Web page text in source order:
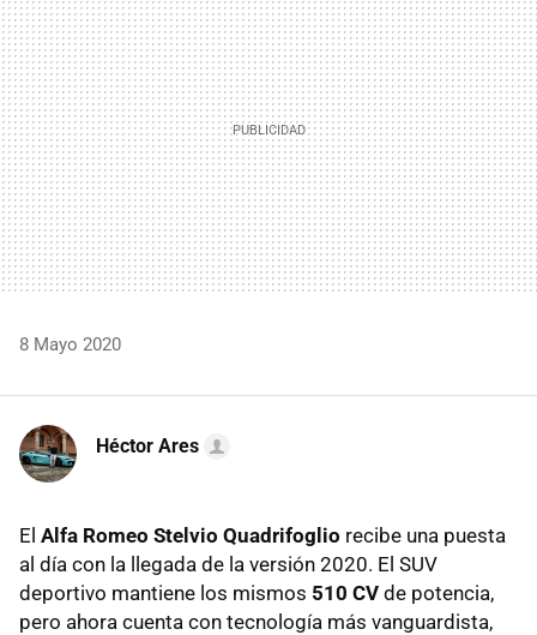
8 Mayo 2020
Héctor Ares
El Alfa Romeo Stelvio Quadrifoglio recibe una puesta
al día con la llegada de la versión 2020. El SUV
deportivo mantiene los mismos 510 CV de potencia,
pero ahora cuenta con tecnología más vanguardista,